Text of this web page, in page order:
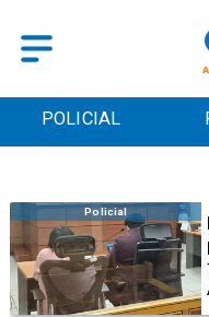
POLICIAL
Videos